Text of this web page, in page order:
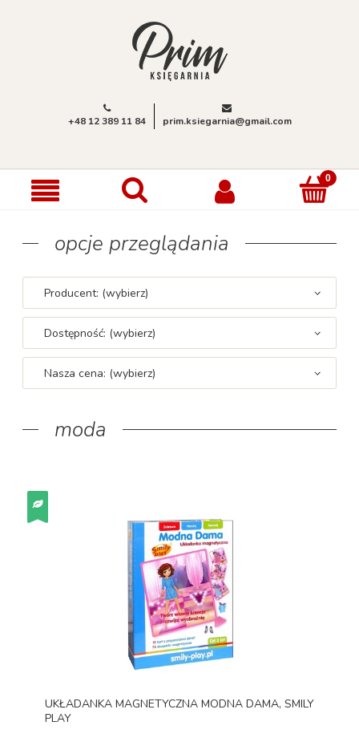
+48 12 389 11 84 prim.ksiegarnia@gmail.com
opcje przeglądania
Producent: (wybierz)
Dostępność: (wybierz)
Nasza cena: (wybierz)
moda
UKŁADANKA MAGNETYCZNA MODNA DAMA, SMILY
PLAY